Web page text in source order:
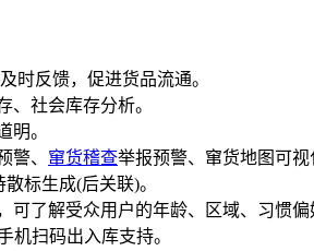
时反馈，促进货品流通。
、社会库存分析。
明。
警、 窜货稽查举报预警、窜货地图可视
标生成(后关联)。
了解受众用户的年龄、区域、习惯
机扫码出入库支持。